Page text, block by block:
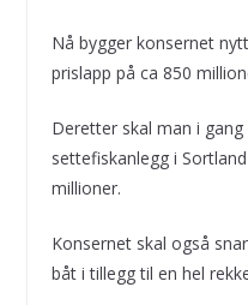
Nå bygger konsernet
prislapp på ca 850
Deretter skal man i
settefiskanlegg i
millioner.
Konsernet skal også
båt i tillegg til en hel